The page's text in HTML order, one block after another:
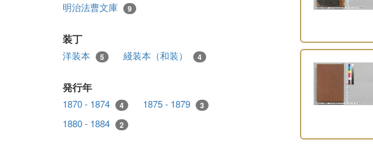
明治法曹文庫 9
装丁
洋装本 5 綫装本（和装） 4
発行年
1870 - 1874 4 1875 - 1879 3
1880 - 1884 2